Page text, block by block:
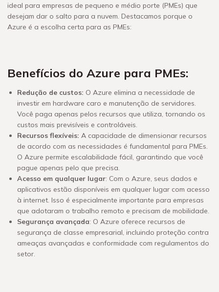
ideal para empresas de pequeno e médio porte (PMEs) que
desejam dar o salto para a nuvem. Destacamos porque o
Azure é a escolha certa para as PMEs:
Benefícios do Azure para PMEs:
Redução de custos: O Azure elimina a necessidade de
investir em hardware caro e manutenção de servidores.
Você paga apenas pelos recursos que utiliza, tornando os
custos mais previsíveis e controláveis.
Recursos flexíveis: A capacidade de dimensionar recursos
de acordo com as necessidades é fundamental para PMEs.
O Azure permite escalabilidade fácil, garantindo que você
pague apenas pelo que precisa.
Acesso em qualquer lugar: Com o Azure, seus dados e
aplicativos estão disponíveis em qualquer lugar com acesso
à internet. Isso é especialmente importante para empresas
que adotaram o trabalho remoto e precisam de mobilidade.
Segurança avançada: O Azure oferece recursos de
segurança de classe empresarial, incluindo proteção contra
ameaças avançadas e conformidade com regulamentos do
setor.